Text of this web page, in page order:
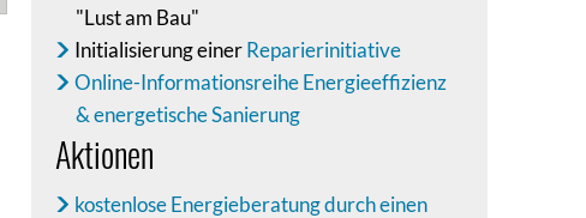
"Lust am Bau"
Initialisierung einerReparierinitiative
Online-Informationsreihe Energieeffizienz
& energetische Sanierung
Aktionen
kostenlose Energieberatung durch einen